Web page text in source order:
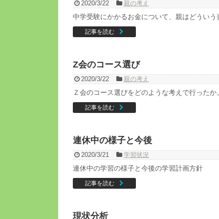
2020/3/22 親の考え
中学受験にかかるお金について、親はどういう
記事を読む
Z会のコース選び
2020/3/22 親の考え
Ｚ会のコース選びをどのような考えで行ったか。
記事を読む
連休中の様子と今後
2020/3/21 学習状況
連休中の学習の様子と今後の学習計画方針
記事を読む
現状分析